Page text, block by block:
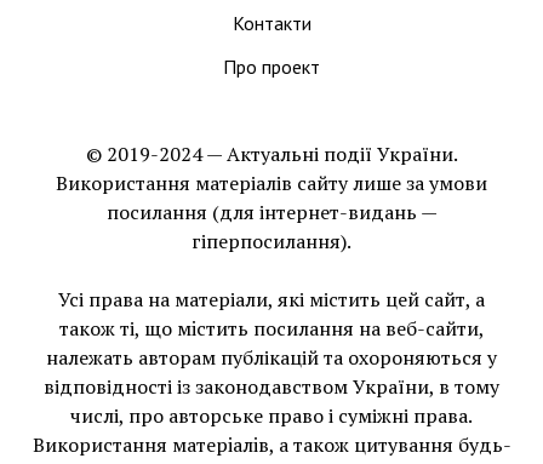
Контакти
Про проект
© 2019-2024 — Актуальні події України.
Використання матеріалів сайту лише за умови
посилання (для інтернет-видань —
гіперпосилання).
Усі права на матеріали, які містить цей сайт, а
також ті, що мiстить посилання на веб-сайти,
належать авторам публікацій та охороняються у
відповідності із законодавством України, в тому
числі, про авторське право і суміжні права.
Використання матерiалiв, а також цитування будь-